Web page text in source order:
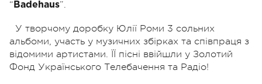
“ Badehaus”.
У творчому доробку Юлії Роми 3 сольних
альбоми, участь у музичних збірках та співпраця з
відомими артистами. ЇЇ пісні ввійшли у Золотий
Фонд Українського Телебачення та Радіо!